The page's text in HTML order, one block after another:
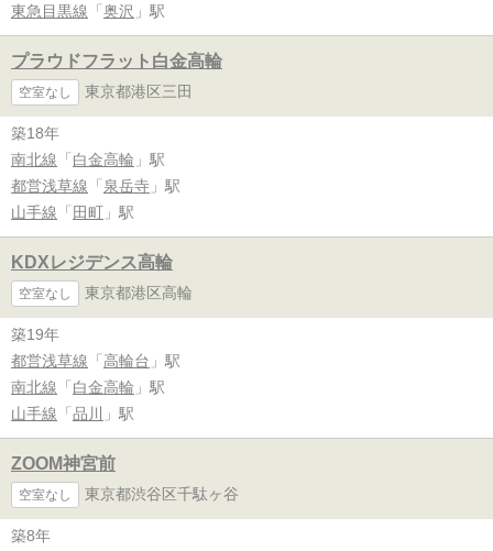
東急目黒線 「 奥沢 」駅
プラウドフラット白金高輪
空室なし 東京都港区三田
築18年
南北線 「 白金高輪 」駅
都営浅草線 「 泉岳寺 」駅
山手線 「 田町 」駅
KDXレジデンス高輪
空室なし 東京都港区高輪
築19年
都営浅草線 「 高輪台 」駅
南北線 「 白金高輪 」駅
山手線 「 品川 」駅
ZOOM神宮前
空室なし 東京都渋谷区千駄ヶ谷
築8年